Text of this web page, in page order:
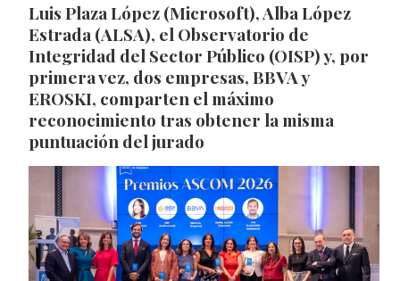
Luis Plaza López (Microsoft), Alba López
Estrada (ALSA), el Observatorio de
Integridad del Sector Público (OISP) y, por
primera vez, dos empresas, BBVA y
EROSKI, comparten el máximo
reconocimiento tras obtener la misma
puntuación del jurado